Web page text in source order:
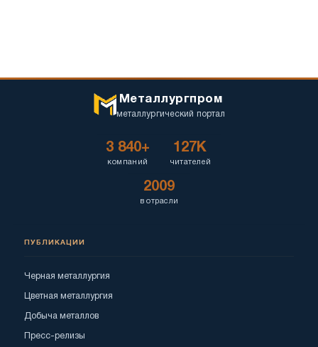
Металлургпром
металлургический портал
3 840+
компаний
127K
читателей
2009
в отрасли
ПУБЛИКАЦИИ
Черная металлургия
Цветная металлургия
Добыча металлов
Пресс-релизы